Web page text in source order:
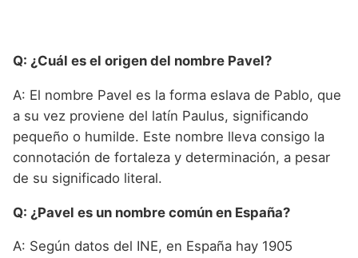
Q: ¿Cuál es el origen del nombre Pavel?
A: El nombre Pavel es la forma eslava de Pablo, que
a su vez proviene del latín Paulus, significando
pequeño o humilde. Este nombre lleva consigo la
connotación de fortaleza y determinación, a pesar
de su significado literal.
Q: ¿Pavel es un nombre común en España?
A: Según datos del INE, en España hay 1905